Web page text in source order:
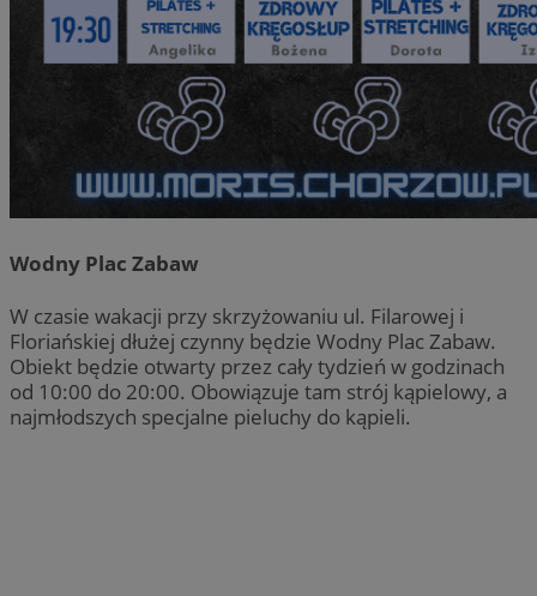
Wodny Plac Zabaw
W czasie wakacji przy skrzyżowaniu ul. Filarowej i
Floriańskiej dłużej czynny będzie Wodny Plac Zabaw.
Obiekt będzie otwarty przez cały tydzień w godzinach
od 10:00 do 20:00. Obowiązuje tam strój kąpielowy, a
najmłodszych specjalne pieluchy do kąpieli.